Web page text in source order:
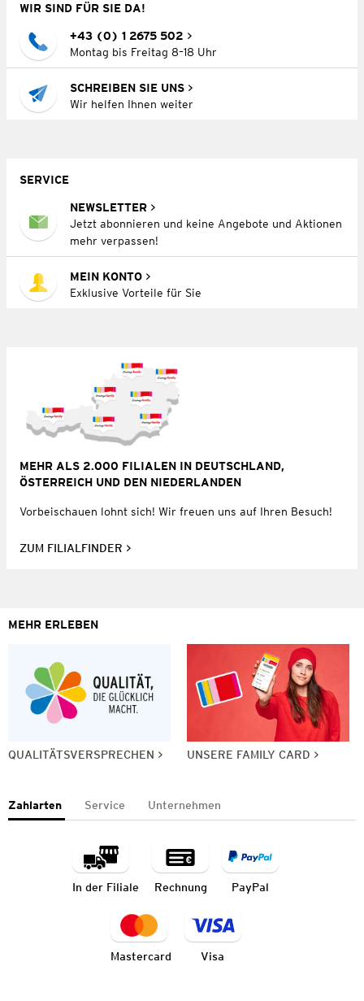
WIR SIND FÜR SIE DA!
+43 (0) 1 2675 502
Montag bis Freitag 8–18 Uhr
SCHREIBEN SIE UNS
Wir helfen Ihnen weiter
SERVICE
NEWSLETTER
Jetzt abonnieren und keine Angebote und Aktionen
mehr verpassen!
MEIN KONTO
Exklusive Vorteile für Sie
MEHR ALS 2.000 FILIALEN IN DEUTSCHLAND,
ÖSTERREICH UND DEN NIEDERLANDEN
Vorbeischauen lohnt sich! Wir freuen uns auf Ihren Besuch!
ZUM FILIALFINDER
MEHR ERLEBEN
QUALITÄTSVERSPRECHEN UNSERE FAMILY CARD
Zahlarten Service Unternehmen
In der Filiale Rechnung PayPal
Mastercard Visa